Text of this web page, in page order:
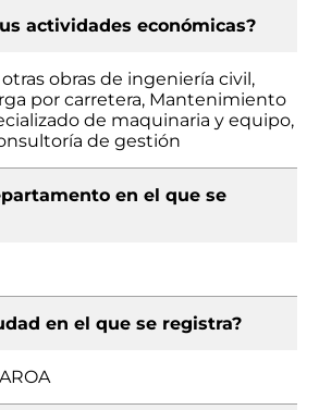
actividades económicas?
obras de ingeniería civil,
por carretera, Mantenimiento
de maquinaria y equipo,
de gestión
en el que se
en el que se registra?